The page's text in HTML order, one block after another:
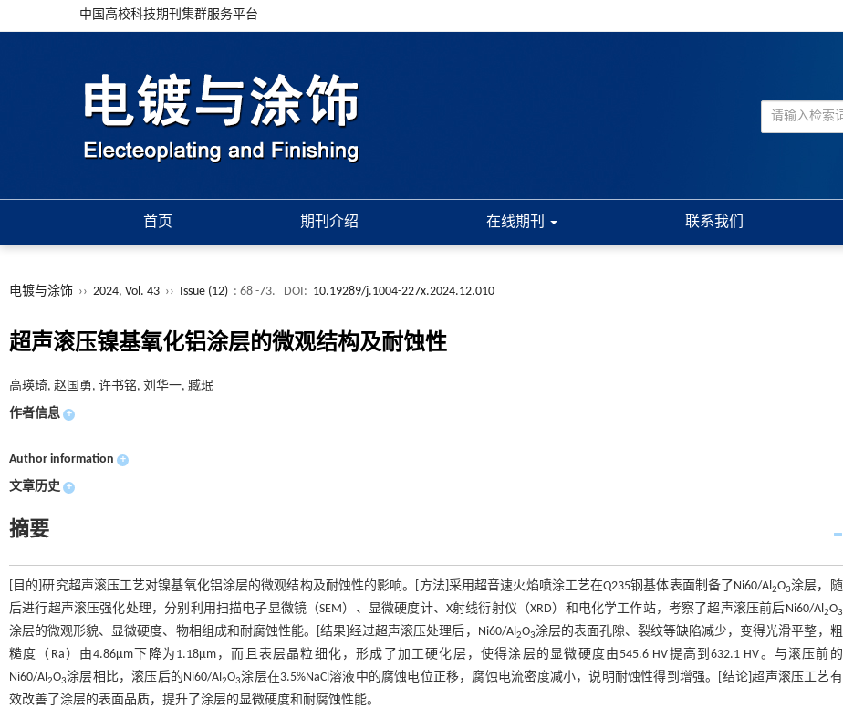
中国高校科技期刊集群服务平台
首页 期刊介绍 在线期刊 联系我们
电镀与涂饰 ›› 2024, Vol. 43 ›› Issue (12) : 68 -73. DOI: 10.19289/j.1004-227x.2024.12.010
超声滚压镍基氧化铝涂层的微观结构及耐蚀性
高瑛琦, 赵国勇, 许书铭, 刘华一, 臧珉
作者信息 +
Author information +
文章历史 +
摘要
[目的]研究超声滚压工艺对镍基氧化铝涂层的微观结构及耐蚀性的影响。[方法]采用超音速火焰喷涂工艺在Q235钢基体表面制备了Ni60/Al2O3涂层，随
后进行超声滚压强化处理，分别利用扫描电子显微镜（SEM）、显微硬度计、X射线衍射仪（XRD）和电化学工作站，考察了超声滚压前后Ni60/Al2O3
涂层的微观形貌、显微硬度、物相组成和耐腐蚀性能。[结果]经过超声滚压处理后，Ni60/Al2O3涂层的表面孔隙、裂纹等缺陷减少，变得光滑平整，粗
糙度（Ra）由4.86μm下降为1.18μm，而且表层晶粒细化，形成了加工硬化层，使得涂层的显微硬度由545.6 HV提高到632.1 HV。与滚压前的
Ni60/Al2O3涂层相比，滚压后的Ni60/Al2O3涂层在3.5%NaCl溶液中的腐蚀电位正移，腐蚀电流密度减小，说明耐蚀性得到增强。[结论]超声滚压工艺有
效改善了涂层的表面品质，提升了涂层的显微硬度和耐腐蚀性能。